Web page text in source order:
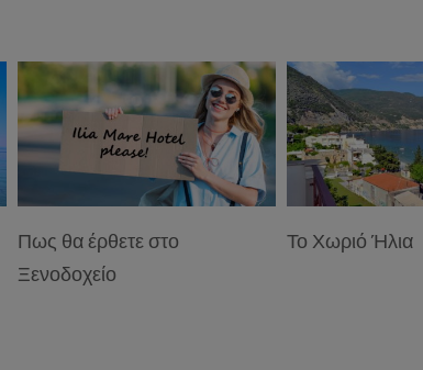
Πως θα έρθετε στο
Ξενοδοχείο
Το Χωριό Ήλια